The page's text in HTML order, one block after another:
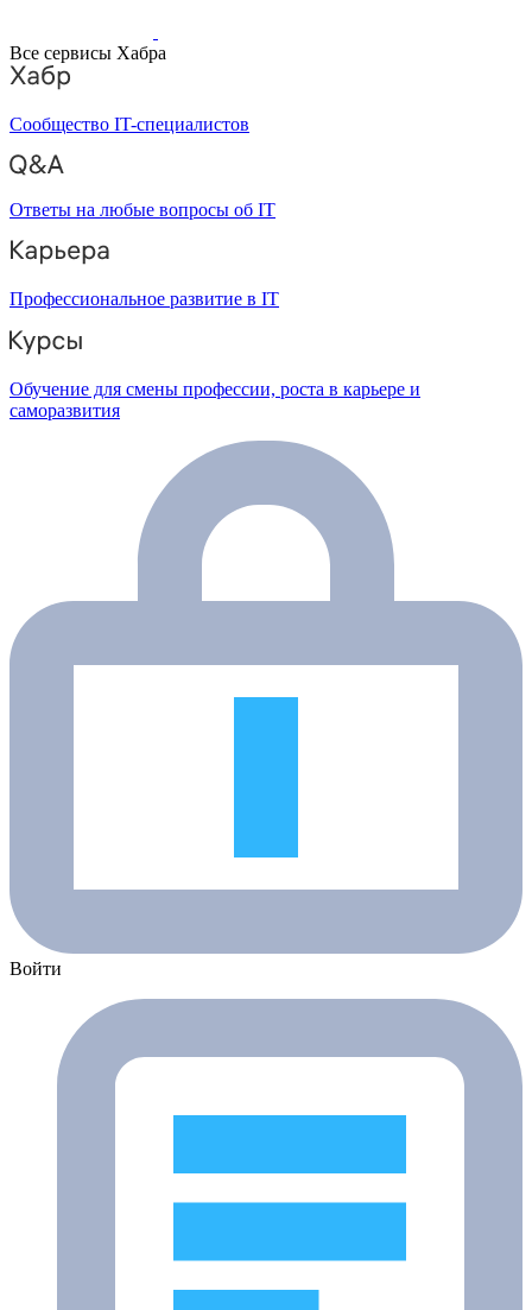
Все сервисы Хабра
Сообщество IT-специалистов
Ответы на любые вопросы об IT
Профессиональное развитие в IT
Обучение для смены профессии, роста в карьере и
саморазвития
Войти